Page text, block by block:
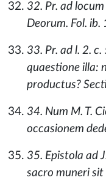
32. Pr. ad
Deorum. Fol. ib.
33. Pr. ad l. 2.
quaestione illa:
productus?
34. Num M. T.
occasionem
35. Epistola ad
sacro muneri sit